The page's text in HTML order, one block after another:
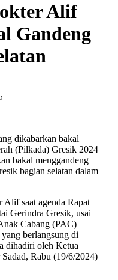
Alif
Gandeng
dikabarkan bakal
(Pilkada) Gresik 2024
bakal menggandeng
bagian selatan dalam
Alif saat agenda Rapat
Gerindra Gresik, usai
Cabang (PAC)
berlangsung di
dihadiri oleh Ketua
Rabu (19/6/2024)